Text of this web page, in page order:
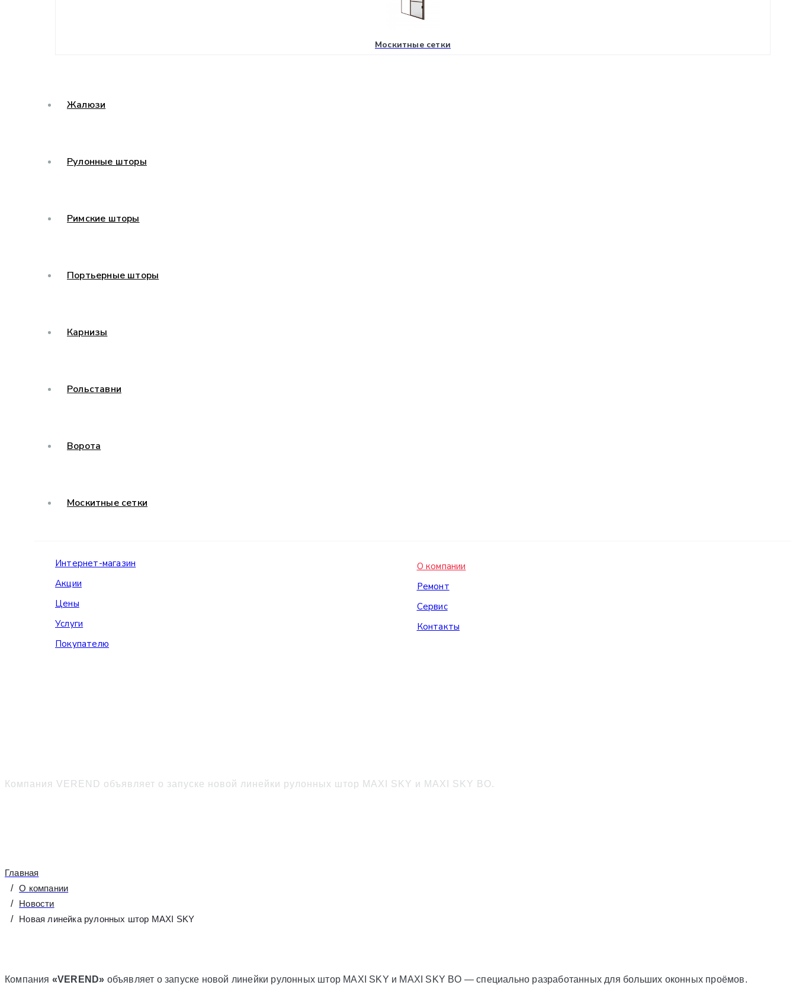
Москитные сетки
Жалюзи
Рулонные шторы
Римские шторы
Портьерные шторы
Карнизы
Рольставни
Ворота
Москитные сетки
Интернет-магазин
Акции
Цены
Услуги
Покупателю
О компании
Ремонт
Сервис
Контакты
Компания VEREND объявляет о запуске новой линейки рулонных штор MAXI SKY и MAXI SKY BO.
Главная
О компании
Новости
Новая линейка рулонных штор MAXI SKY
Компания «VEREND» объявляет о запуске новой линейки рулонных штор MAXI SKY и MAXI SKY BO — специально разработанных для больших оконных проёмов.